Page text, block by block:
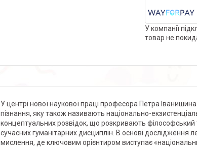
У компанії
товар не
У центрі нової наукової праці професора Петра
пізнання, яку також називають національно-
концептуальних розвідок, що розкривають
сучасних гуманітарних дисциплін. В основі дослідження
мислення, де ключовим орієнтиром виступає